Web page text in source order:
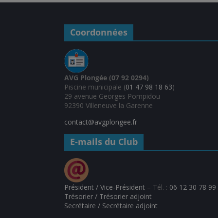
Coordonnées
AVG Plongée (07 92 0294)
Piscine municipale (01 47 98 18 63)
29 avenue Georges Pompidou
92390 Villeneuve la Garenne
contact@avgplongee.fr
E-mails du Club
Président / Vice-Président – Tél. : 06 12 30 78 99
Trésorier / Trésorier adjoint
Secrétaire / Secrétaire adjoint